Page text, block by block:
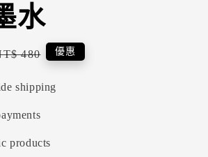
水
480 優惠
shipping
products